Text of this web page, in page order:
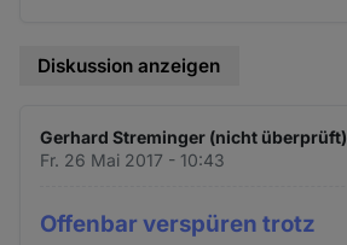
Diskussion anzeigen
Gerhard Streminger (nicht überprüft)
Fr. 26 Mai 2017 - 10:43
Offenbar verspüren trotz